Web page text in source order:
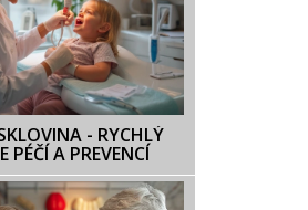
- RYCHLÝ
PÉČÍ A PREVENCÍ